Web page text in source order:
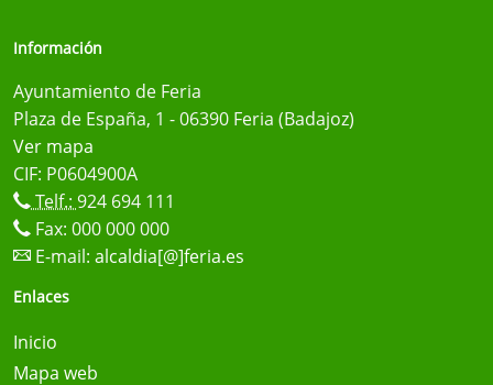
Información
Ayuntamiento de Feria
Plaza de España, 1 - 06390 Feria (Badajoz)
Ver mapa
CIF: P0604900A
Telf.: 924 694 111
Fax: 000 000 000
E-mail: alcaldia[@]feria.es
Enlaces
Inicio
Mapa web